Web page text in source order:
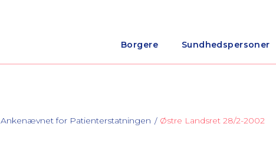
Borgere Sundhedspersoner
Ankenævnet for Patienterstatningen Østre Landsret 28/2-2002